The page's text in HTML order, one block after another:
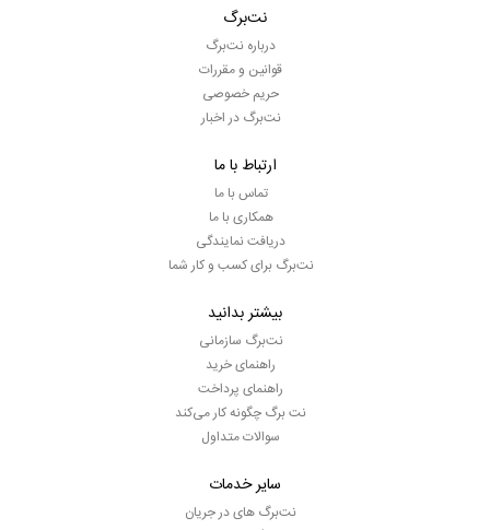
نت‌برگ
درباره نت‌برگ
قوانین و مقررات
حریم خصوصی
نت‌برگ در اخبار
ارتباط با ما
تماس با ما
همکاری با ما
دریافت نمایندگی
نت‌برگ برای کسب و کار شما
بیشتر بدانید
نت‌برگ سازمانی
راهنمای خرید
راهنمای پرداخت
نت برگ چگونه کار می‌کند
سوالات متداول
سایر خدمات
نت‌برگ های در جریان